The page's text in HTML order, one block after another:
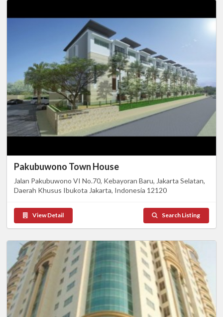
Pakubuwono Town House
Jalan Pakubuwono VI No.70, Kebayoran Baru, Jakarta Selatan,
Daerah Khusus Ibukota Jakarta, Indonesia 12120
View Detail Search Listing